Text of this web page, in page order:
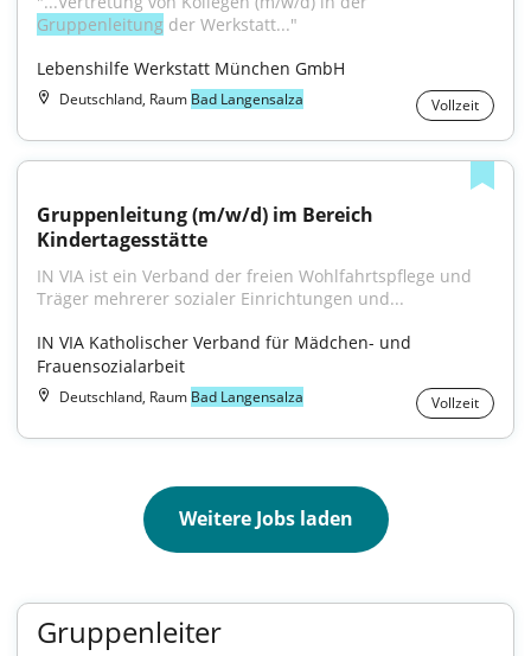
Gruppenleitung der Werkstatt..."
Lebenshilfe Werkstatt München GmbH
Deutschland, Raum Bad Langensalza Vollzeit
Gruppenleitung (m/w/d) im Bereich
Kindertagesstätte
IN VIA ist ein Verband der freien Wohlfahrtspflege und
Träger mehrerer sozialer Einrichtungen und...
IN VIA Katholischer Verband für Mädchen- und
Frauensozialarbeit
Deutschland, Raum Bad Langensalza Vollzeit
Weitere Jobs laden
Gruppenleiter